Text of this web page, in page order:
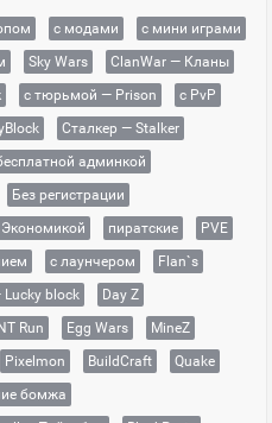
с модами
с мини играми
Sky Wars
ClanWar — Кланы
с тюрьмой — Prison
с PvP
Сталкер — Stalker
админкой
Без регистрации
Экономикой пиратские
PVE
с лаунчером
Flan`s
block
Day Z
Run Egg Wars
MineZ
Pixelmon BuildCraft
Quake
бомжа